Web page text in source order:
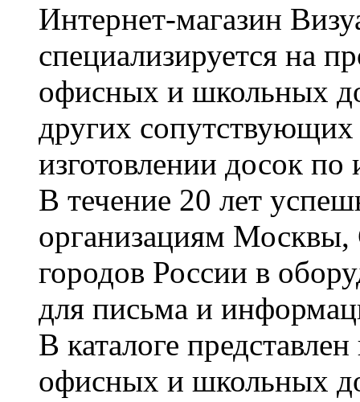
Интернет-магазин
специализируется на
офисных и школьных
других сопутствующих
изготовлении досок по
В течение 20 лет
организациям Москвы,
городов России в
для письма и
В каталоге
офисных и школьных